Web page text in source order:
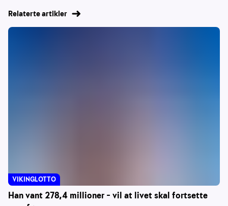
Relaterte artikler
Han vant 278,4 millioner – vil at livet skal fortsette
VIKINGLOTTO